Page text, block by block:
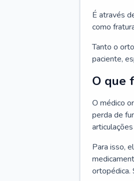
É através
como
Tanto o
paciente,
O que
O médico
perda de
Para isso,
ortopédica.